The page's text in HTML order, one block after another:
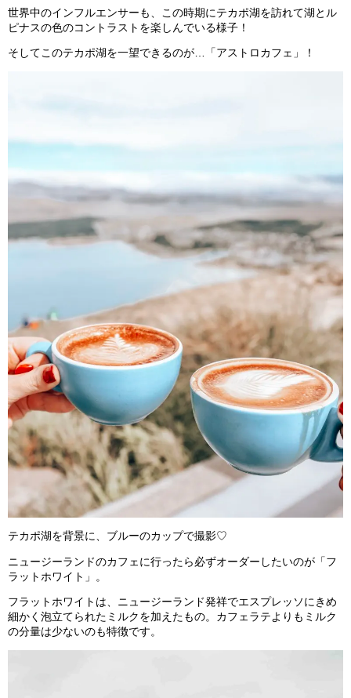
世界中のインフルエンサーも、この時期にテカポ湖を訪れて湖とル
ピナスの色のコントラストを楽しんでいる様子！
そしてこのテカポ湖を一望できるのが…「アストロカフェ」！
テカポ湖を背景に、ブルーのカップで撮影♡
ニュージーランドのカフェに行ったら必ずオーダーしたいのが「フ
ラットホワイト」。
フラットホワイトは、ニュージーランド発祥でエスプレッソにきめ
細かく泡立てられたミルクを加えたもの。カフェラテよりもミルク
の分量は少ないのも特徴です。